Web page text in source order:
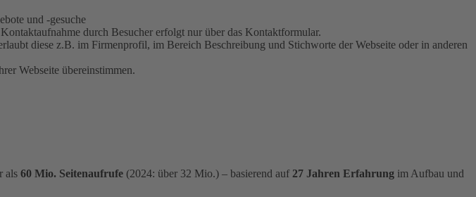
und -gesuche
durch Besucher erfolgt nur über das Kontaktformular.
diese z.B. im Firmenprofil, im Bereich Beschreibung und Stichworte der Webseite oder in anderen
Webseite übereinstimmen.
als 60 Mio. Seitenaufrufe (2024: über 32 Mio.) – basierend auf 27 Jahren Erfahrung im Aufbau und